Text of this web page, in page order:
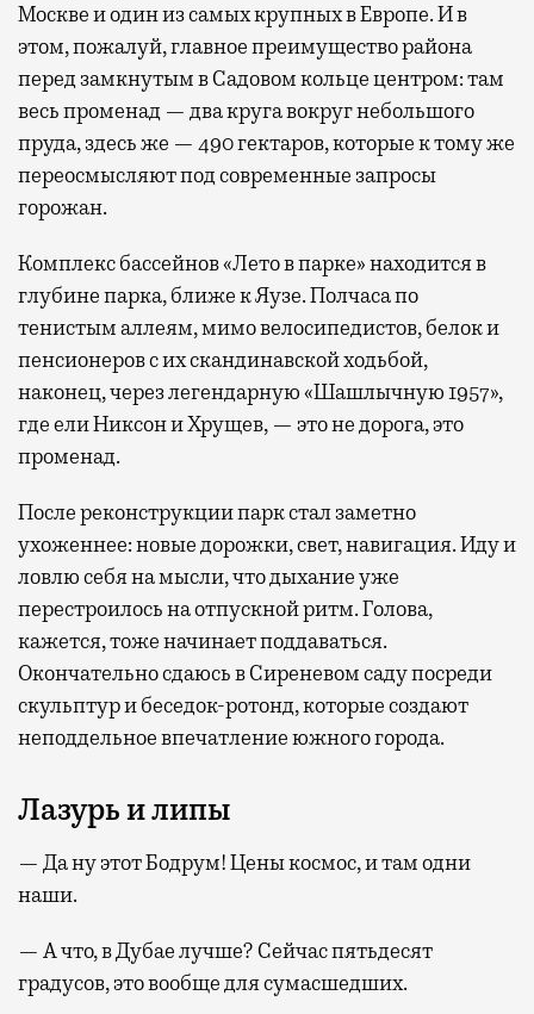
Москве и один из самых крупных в Европе. И в
этом, пожалуй, главное преимущество района
перед замкнутым в Садовом кольце центром: там
весь променад — два круга вокруг небольшого
пруда, здесь же — 490 гектаров, которые к тому же
переосмысляют под современные запросы
горожан.
Комплекс бассейнов «Лето в парке» находится в
глубине парка, ближе к Яузе. Полчаса по
тенистым аллеям, мимо велосипедистов, белок и
пенсионеров с их скандинавской ходьбой,
наконец, через легендарную «Шашлычную 1957»,
где ели Никсон и Хрущев, — это не дорога, это
променад.
После реконструкции парк стал заметно
ухоженнее: новые дорожки, свет, навигация. Иду и
ловлю себя на мысли, что дыхание уже
перестроилось на отпускной ритм. Голова,
кажется, тоже начинает поддаваться.
Окончательно сдаюсь в Сиреневом саду посреди
скульптур и беседок-ротонд, которые создают
неподдельное впечатление южного города.
Лазурь и липы
— Да ну этот Бодрум! Цены космос, и там одни
наши.
— А что, в Дубае лучше? Сейчас пятьдесят
градусов, это вообще для сумасшедших.